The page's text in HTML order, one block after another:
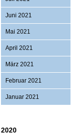
Juni 2021
Mai 2021
April 2021
März 2021
Februar 2021
Januar 2021
2020